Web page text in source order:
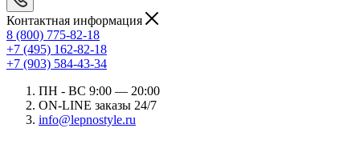
Контактная информация
8 (800) 775-82-18
+7 (495) 162-82-18
+7 (903) 584-43-34
ПН - ВС 9:00 — 20:00
ON-LINE заказы 24/7
info@lepnostyle.ru